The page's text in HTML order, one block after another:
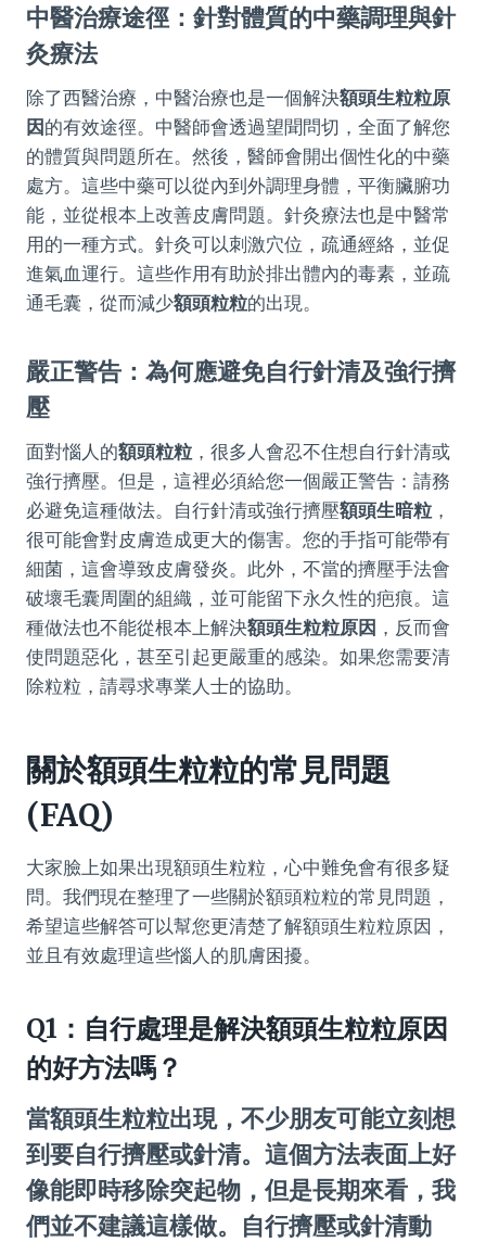
中醫治療途徑：針對體質的中藥調理與針
灸療法
除了西醫治療，中醫治療也是一個解決額頭生粒粒原
因的有效途徑。中醫師會透過望聞問切，全面了解您
的體質與問題所在。然後，醫師會開出個性化的中藥
處方。這些中藥可以從內到外調理身體，平衡臟腑功
能，並從根本上改善皮膚問題。針灸療法也是中醫常
用的一種方式。針灸可以刺激穴位，疏通經絡，並促
進氣血運行。這些作用有助於排出體內的毒素，並疏
通毛囊，從而減少額頭粒粒的出現。
嚴正警告：為何應避免自行針清及強行擠
壓
面對惱人的額頭粒粒 ，很多人會忍不住想自行針清或
強行擠壓。但是，這裡必須給您一個嚴正警告：請務
必避免這種做法。自行針清或強行擠壓額頭生暗粒 ，
很可能會對皮膚造成更大的傷害。您的手指可能帶有
細菌，這會導致皮膚發炎。此外，不當的擠壓手法會
破壞毛囊周圍的組織，並可能留下永久性的疤痕。這
種做法也不能從根本上解決額頭生粒粒原因 ，反而會
使問題惡化，甚至引起更嚴重的感染。如果您需要清
除粒粒，請尋求專業人士的協助。
關於額頭生粒粒的常見問題
(FAQ)
大家臉上如果出現額頭生粒粒，心中難免會有很多疑
問。我們現在整理了一些關於額頭粒粒的常見問題，
希望這些解答可以幫您更清楚了解額頭生粒粒原因，
並且有效處理這些惱人的肌膚困擾。
Q1：自行處理是解決額頭生粒粒原因
的好方法嗎？
當額頭生粒粒出現，不少朋友可能立刻想
到要自行擠壓或針清。這個方法表面上好
像能即時移除突起物，但是長期來看，我
們並不建議這樣做。自行擠壓或針清動